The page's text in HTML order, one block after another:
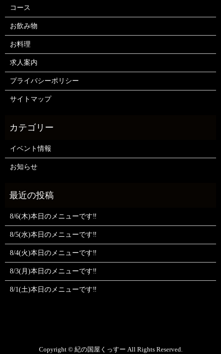
コース
お飲み物
お料理
求人案内
プライバシーポリシー
サイトマップ
イベント情報
お知らせ
8/6(木)本日のメニューです‼️
8/5(水)本日のメニューです‼️
8/4(火)本日のメニューです‼️
8/3(月)本日のメニューです‼️
8/1(土)本日のメニューです‼️
Copyright © 紀の国屋くっすー All Rights Reserved.